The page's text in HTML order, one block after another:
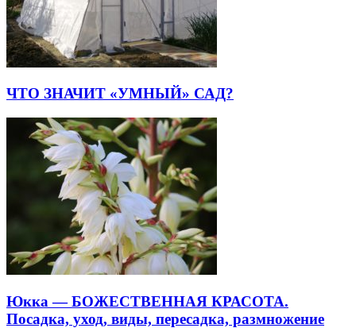
ЧТО ЗНАЧИТ «УМНЫЙ» САД?
Юкка — БОЖЕСТВЕННАЯ КРАСОТА.
Посадка, уход, виды, пересадка, размножение